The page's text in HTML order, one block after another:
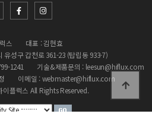
스
대표 : 김현효
유성구 갑천로 361-23 (탑립동 933-7)
1241
기술&제품문의 : leesun@hiflux.com
이메일 : webmaster@hiflux.com
플럭스 All Rights Reserved.